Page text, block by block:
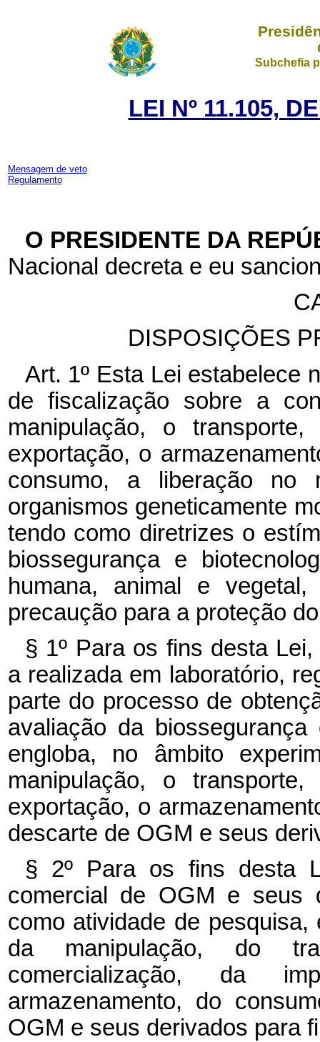
Subchefia
LEI Nº 11.105,
Mensagem de veto
Regulamento
O PRESIDENTE DA
Nacional decreta e eu
DISPOSIÇÕES
Art. 1º Esta Lei estabelece
de fiscalização sobre a
manipulação, o
exportação, o
consumo, a liberação no
organismos geneticamente
tendo como diretrizes o
biossegurança e
humana, animal e
precaução para a proteção
§ 1º Para os fins desta
a realizada em laboratório,
parte do processo de
avaliação da
engloba, no âmbito
manipulação, o
exportação, o
descarte de OGM e seus
§ 2º Para os fins desta
comercial de OGM e seus
como atividade de
da manipulação, do
comercialização, da
armazenamento, do
OGM e seus derivados para